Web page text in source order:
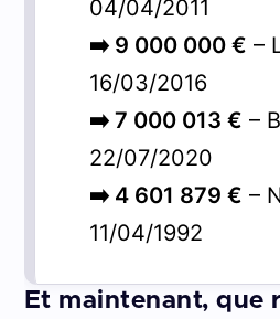
04/04/2011
➡️ 9 000 000 € –
16/03/2016
➡️ 7 000 013 € –
22/07/2020
➡️ 4 601 879 € –
11/04/1992
Et maintenant, que